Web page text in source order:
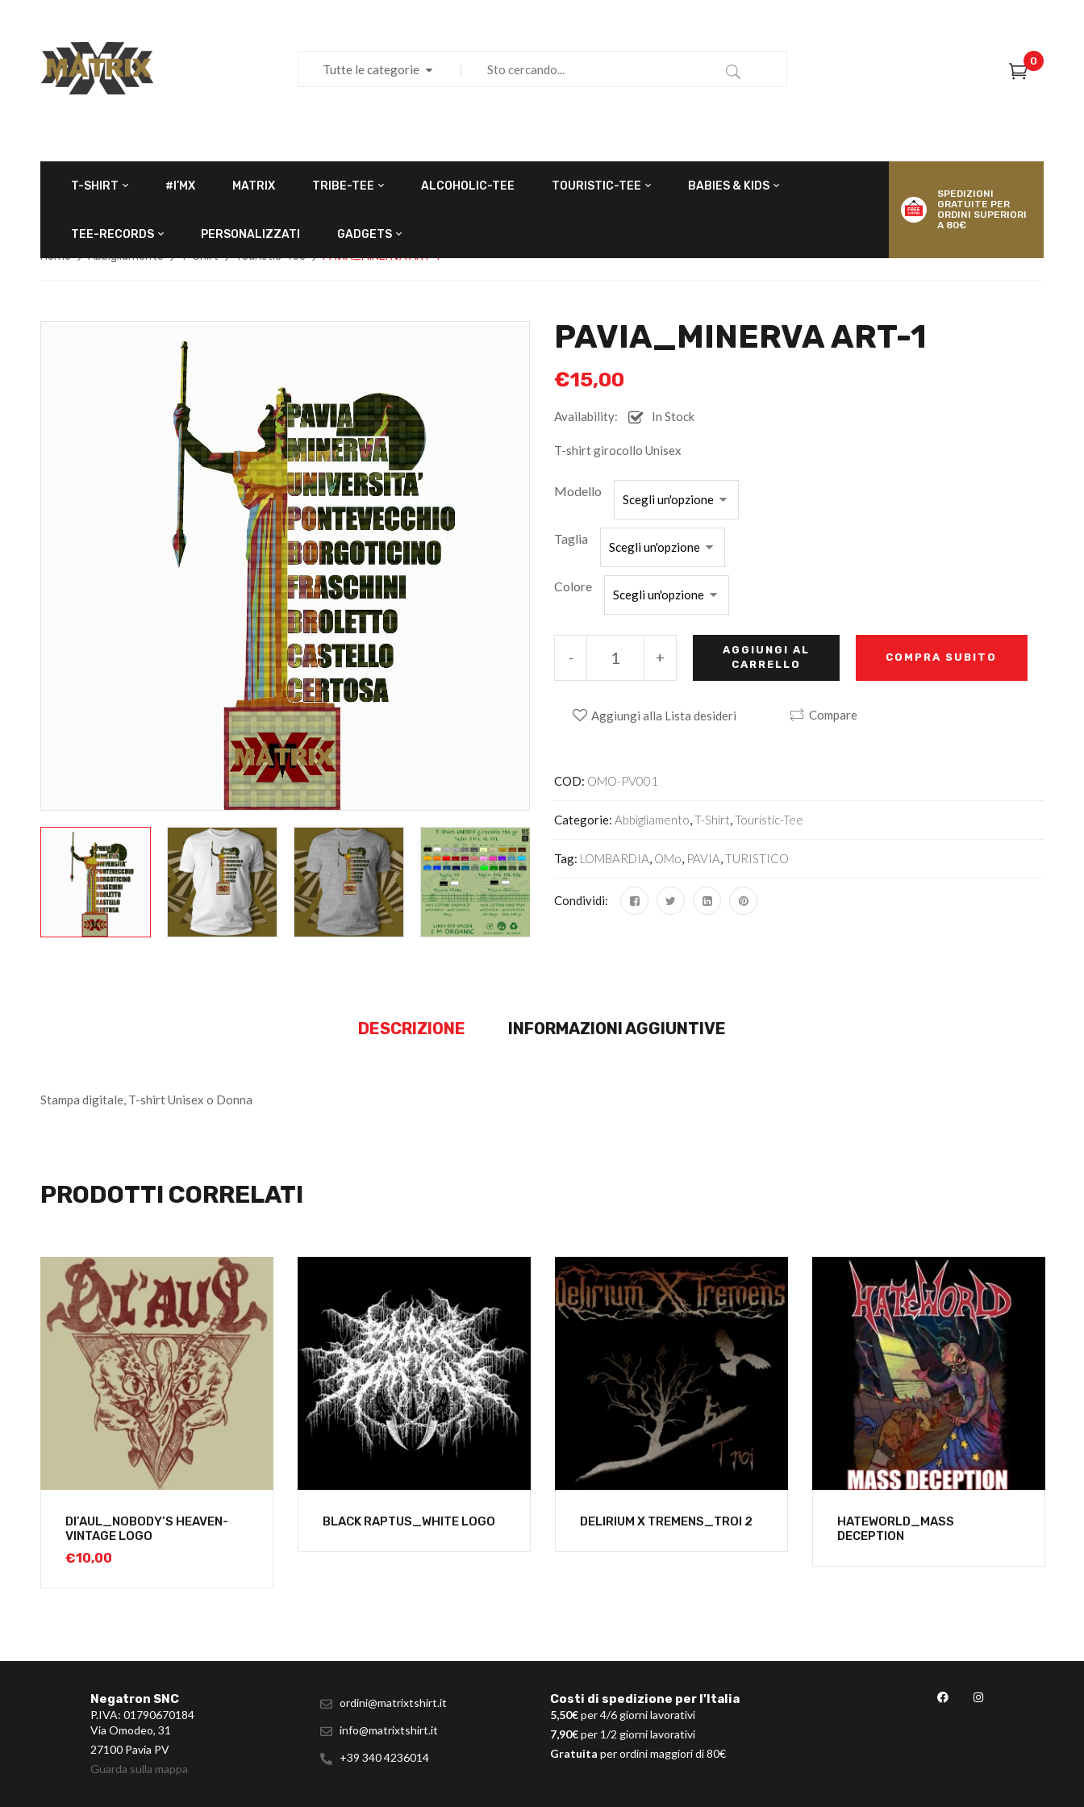
Tutte le categorie
0
T-SHIRT #I’MX MATRIX TRIBE-TEE ALCOHOLIC-TEE TOURISTIC-TEE BABIES & KIDS
TEE-RECORDS PERSONALIZZATI GADGETS
SPEDIZIONI
GRATUITE PER
ORDINI SUPERIORI
A 80€
Home Abbigliamento T-Shirt Touristic-Tee PAVIA_MINERVA ART-1
PAVIA_MINERVA ART-1
€15,00
Availability: In Stock
T-shirt girocollo Unisex
Modello
Taglia
Colore
+
-
AGGIUNGI AL
CARRELLO
COMPRA SUBITO
Aggiungi alla Lista desideri Compare
COD: OMO-PV001
Categorie: Abbigliamento,T-Shirt,Touristic-Tee
Tag: LOMBARDIA, OMo, PAVIA,TURISTICO
Condividi:
DESCRIZIONE INFORMAZIONI AGGIUNTIVE
Stampa digitale, T-shirt Unisex o Donna
PRODOTTI CORRELATI
DI’AUL_NOBODY’S HEAVEN-
VINTAGE LOGO
€10,00
BLACK RAPTUS_WHITE LOGO DELIRIUM X TREMENS_TROI 2
HATEWORLD_MASS
DECEPTION
Negatron SNC
P.IVA: 01790670184
Via Omodeo, 31
27100 Pavia PV
Guarda sulla mappa
ordini@matrixtshirt.it
info@matrixtshirt.it
+39 340 4236014
Costi di spedizione per l'Italia
5,50€per 4/6 giorni lavorativi
7,90€per 1/2 giorni lavorativi
Gratuita per ordini maggiori di 80€